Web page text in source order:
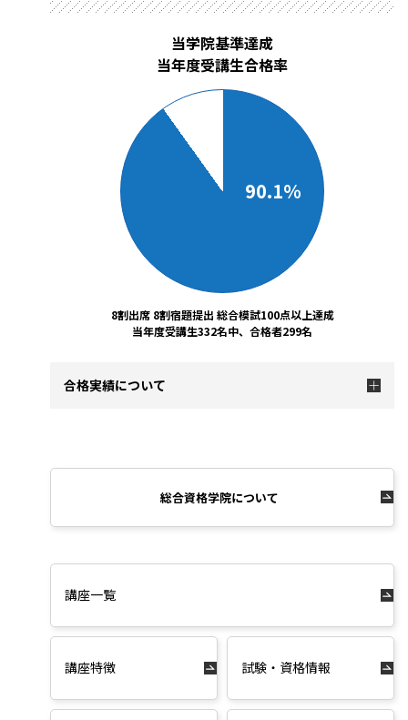
当学院基準達成
当年度受講生合格率
90.1％
8割出席 8割宿題提出 総合模試100点以上達成
当年度受講生332名中、合格者299名
合格実績について
総合資格学院について
講座一覧
講座特徴 試験・資格情報